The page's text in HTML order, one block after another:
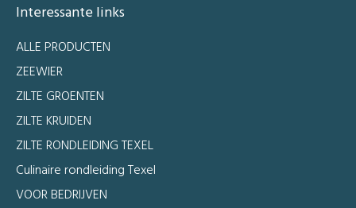
Interessante links
ALLE PRODUCTEN
ZEEWIER
ZILTE GROENTEN
ZILTE KRUIDEN
ZILTE RONDLEIDING TEXEL
Culinaire rondleiding Texel
VOOR BEDRIJVEN